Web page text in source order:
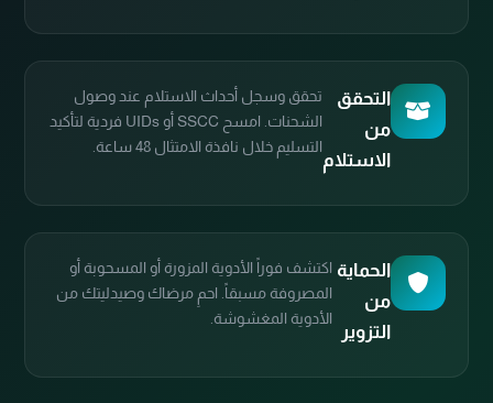
التحقق
من
الاستلام
تحقق وسجل أحداث الاستلام عند وصول
الشحنات. امسح SSCC أو UIDs فردية لتأكيد
التسليم خلال نافذة الامتثال 48 ساعة.
الحماية
من
التزوير
اكتشف فوراً الأدوية المزورة أو المسحوبة أو
المصروفة مسبقاً. احمِ مرضاك وصيدليتك من
الأدوية المغشوشة.